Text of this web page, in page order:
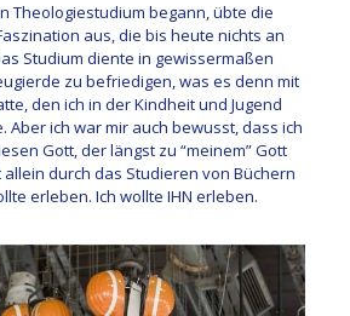
Theologiestudium begann, übte die
aus, die bis heute nichts an
Studium diente in gewissermaßen
zu befriedigen, was es denn mit
den ich in der Kindheit und Jugend
Aber ich war mir auch bewusst, dass ich
Gott, der längst zu “meinem” Gott
durch das Studieren von Büchern
erleben. Ich wollte IHN erleben.